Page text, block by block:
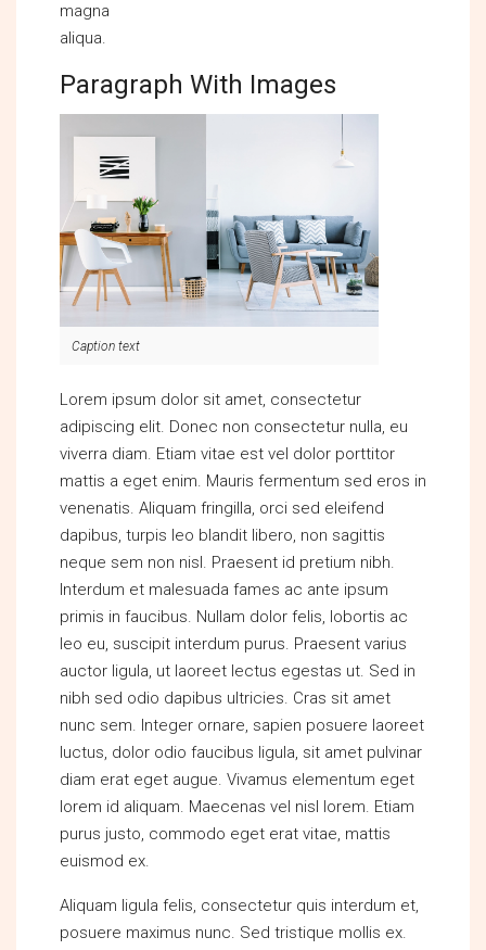
magna
aliqua.
Paragraph With Images
Caption text
Lorem ipsum dolor sit amet, consectetur
adipiscing elit. Donec non consectetur nulla, eu
viverra diam. Etiam vitae est vel dolor porttitor
mattis a eget enim. Mauris fermentum sed eros in
venenatis. Aliquam fringilla, orci sed eleifend
dapibus, turpis leo blandit libero, non sagittis
neque sem non nisl. Praesent id pretium nibh.
Interdum et malesuada fames ac ante ipsum
primis in faucibus. Nullam dolor felis, lobortis ac
leo eu, suscipit interdum purus. Praesent varius
auctor ligula, ut laoreet lectus egestas ut. Sed in
nibh sed odio dapibus ultricies. Cras sit amet
nunc sem. Integer ornare, sapien posuere laoreet
luctus, dolor odio faucibus ligula, sit amet pulvinar
diam erat eget augue. Vivamus elementum eget
lorem id aliquam. Maecenas vel nisl lorem. Etiam
purus justo, commodo eget erat vitae, mattis
euismod ex.
Aliquam ligula felis, consectetur quis interdum et,
posuere maximus nunc. Sed tristique mollis ex.